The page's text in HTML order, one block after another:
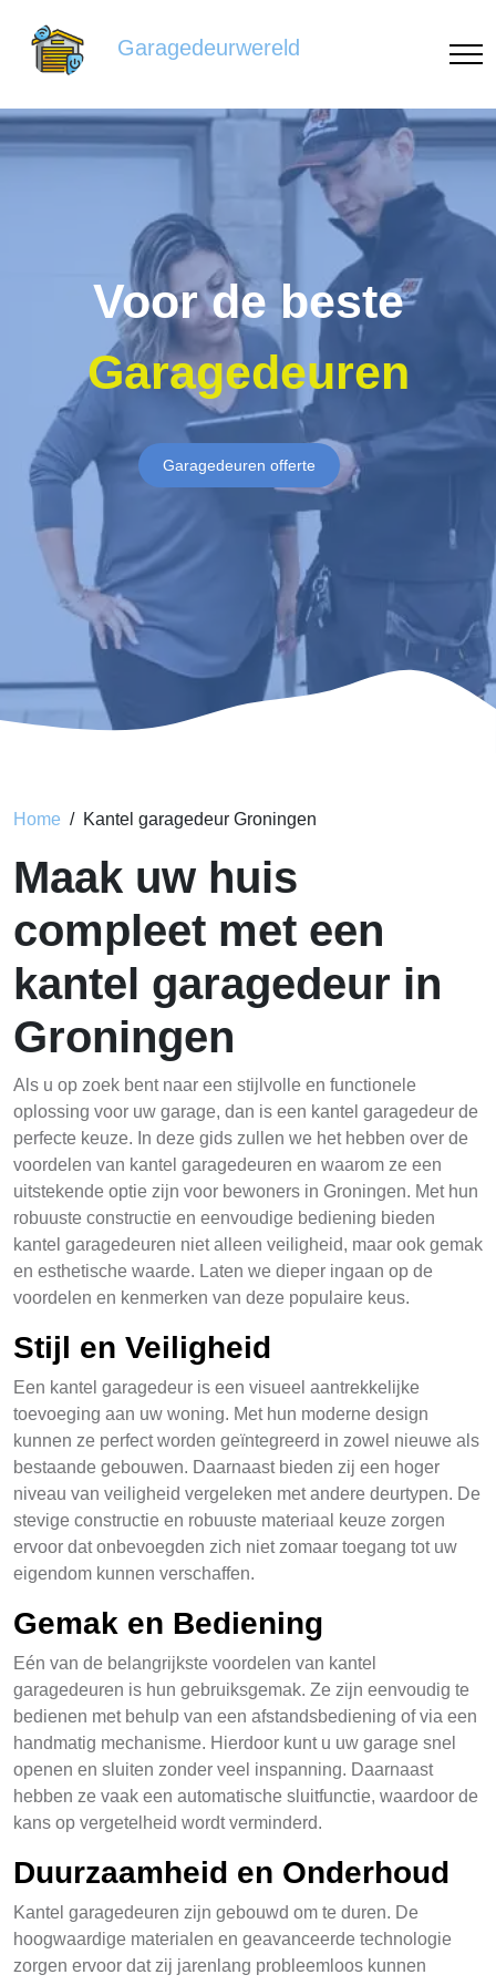
Garagedeurwereld
Voor de beste
Garagedeuren
Garagedeuren offerte
Home Kantel garagedeur Groningen
Maak uw huis
compleet met een
kantel garagedeur in
Groningen
Als u op zoek bent naar een stijlvolle en functionele
oplossing voor uw garage, dan is een kantel garagedeur de
perfecte keuze. In deze gids zullen we het hebben over de
voordelen van kantel garagedeuren en waarom ze een
uitstekende optie zijn voor bewoners in Groningen. Met hun
robuuste constructie en eenvoudige bediening bieden
kantel garagedeuren niet alleen veiligheid, maar ook gemak
en esthetische waarde. Laten we dieper ingaan op de
voordelen en kenmerken van deze populaire keus.
Stijl en Veiligheid
Een kantel garagedeur is een visueel aantrekkelijke
toevoeging aan uw woning. Met hun moderne design
kunnen ze perfect worden geïntegreerd in zowel nieuwe als
bestaande gebouwen. Daarnaast bieden zij een hoger
niveau van veiligheid vergeleken met andere deurtypen. De
stevige constructie en robuuste materiaal keuze zorgen
ervoor dat onbevoegden zich niet zomaar toegang tot uw
eigendom kunnen verschaffen.
Gemak en Bediening
Eén van de belangrijkste voordelen van kantel
garagedeuren is hun gebruiksgemak. Ze zijn eenvoudig te
bedienen met behulp van een afstandsbediening of via een
handmatig mechanisme. Hierdoor kunt u uw garage snel
openen en sluiten zonder veel inspanning. Daarnaast
hebben ze vaak een automatische sluitfunctie, waardoor de
kans op vergetelheid wordt verminderd.
Duurzaamheid en Onderhoud
Kantel garagedeuren zijn gebouwd om te duren. De
hoogwaardige materialen en geavanceerde technologie
zorgen ervoor dat zij jarenlang probleemloos kunnen